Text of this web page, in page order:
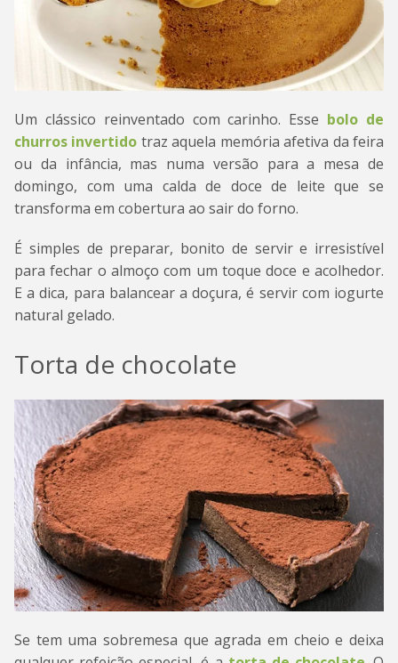
Um clássico reinventado com carinho. Esse bolo de
churros invertido traz aquela memória afetiva da feira
ou da infância, mas numa versão para a mesa de
domingo, com uma calda de doce de leite que se
transforma em cobertura ao sair do forno.
É simples de preparar, bonito de servir e irresistível
para fechar o almoço com um toque doce e acolhedor.
E a dica, para balancear a doçura, é servir com iogurte
natural gelado.
Torta de chocolate
Se tem uma sobremesa que agrada em cheio e deixa